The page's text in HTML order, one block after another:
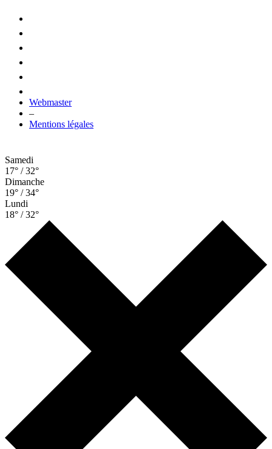
Webmaster
–
Mentions légales
Samedi
17° / 32°
Dimanche
19° / 34°
Lundi
18° / 32°